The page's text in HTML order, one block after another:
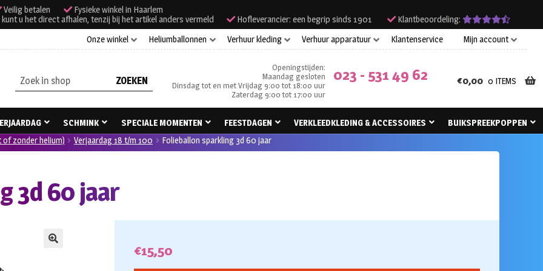
Veilig betalen
Fysieke winkel in Haarlem
u het direct afhalen, tenzij bij het artikel anders vermeld
Hofleverancier: een begrip sinds 1901
Klantbeoordeling:
Onze winkel
Heliumballonnen Verhuur kleding Verhuur apparatuur Klantenservice Mijn account
Zoeken
naar:
Openingstijden:
Maandag gesloten
Dinsdag tot en met Vrijdag 9:00 tot 18:00 uur
Zaterdag 9:00 tot 17:00 uur
023 - 531 49 62 €0,00 0 ITEMS
SCHMINK SPECIALE MOMENTEN FEESTDAGEN VERKLEEDKLEDING & ACCESSOIRES
BUIKSPREEKPOPPEN
of zonder helium) Verjaardag 18 t/m 100 Folieballon sparkling 3d 60 jaar
3d 60 jaar
€15,50